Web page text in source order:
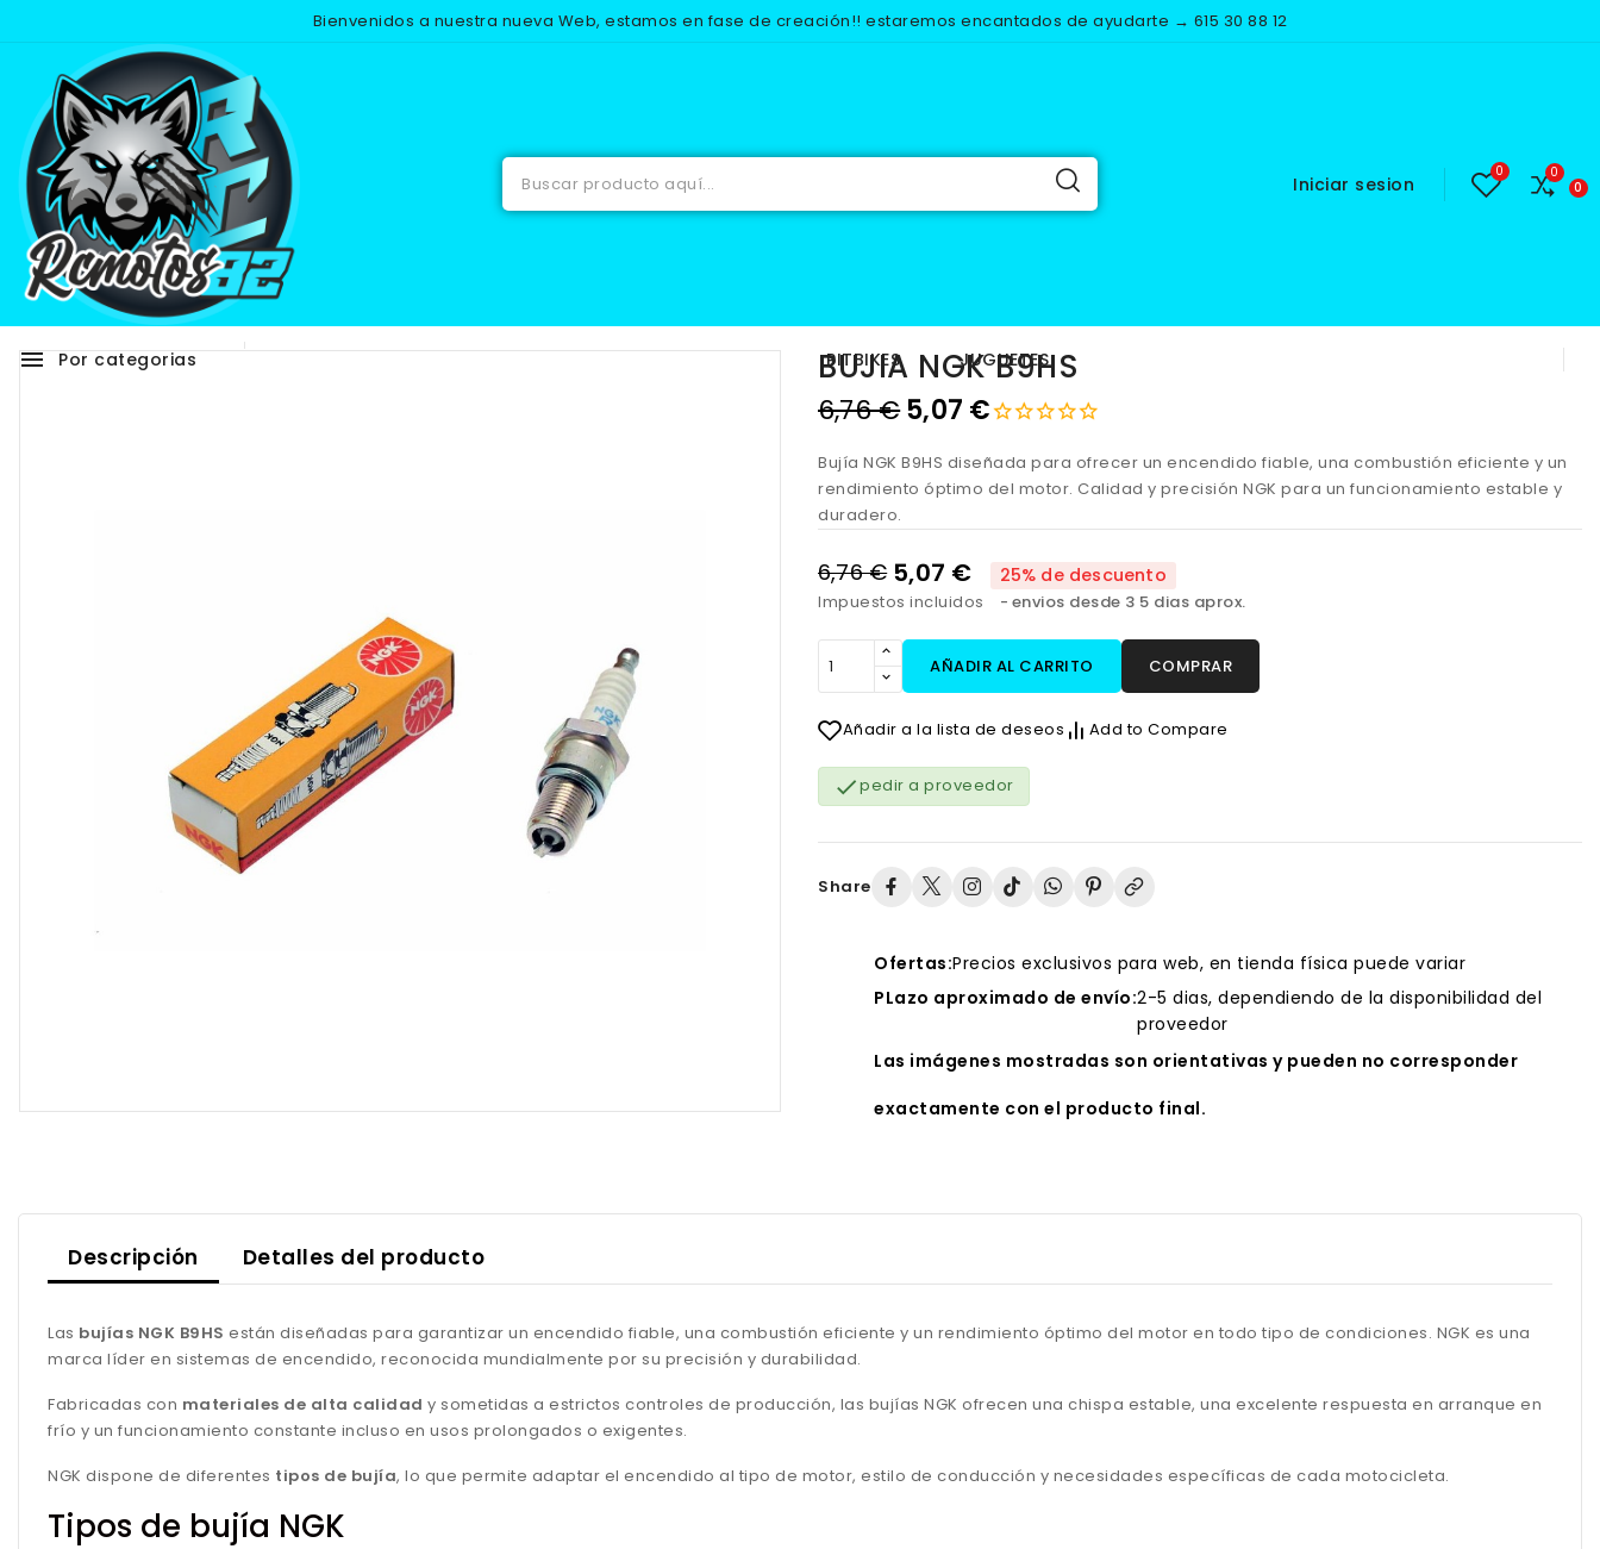
Bienvenidos a nuestra nueva Web, estamos en fase de creación!! estaremos encantados de ayudarte → 615 30 88 12
Iniciar sesion
menu Por categorias Adhesivos RECAMBIOS EQUIPACION PITBIKES JUGUETES
-25%
BUJIA NGK B9HS
6,76 €5,07 €
Bujía NGK B9HS diseñada para ofrecer un encendido fiable, una combustión eficiente y un
rendimiento óptimo del motor. Calidad y precisión NGK para un funcionamiento estable y
duradero.
6,76 € 5,07 € 25% de descuento
Impuestos incluidos envios desde 3 5 dias aprox.
AÑADIR AL CARRITO COMPRAR
Añadir a la lista de deseos Add to Compare
pedir a proveedor
Share
Ofertas:Precios exclusivos para web, en tienda física puede variar
PLazo aproximado de envío:2-5 dias, dependiendo de la disponibilidad del
proveedor
Las imágenes mostradas son orientativas y pueden no corresponder
exactamente con el producto final.
Descripción Detalles del producto
Las bujías NGK B9HS están diseñadas para garantizar un encendido fiable, una combustión eficiente y un rendimiento óptimo del motor en todo tipo de condiciones. NGK es una
marca líder en sistemas de encendido, reconocida mundialmente por su precisión y durabilidad.
Fabricadas con materiales de alta calidad y sometidas a estrictos controles de producción, las bujías NGK ofrecen una chispa estable, una excelente respuesta en arranque en
frío y un funcionamiento constante incluso en usos prolongados o exigentes.
NGK dispone de diferentes tipos de bujía, lo que permite adaptar el encendido al tipo de motor, estilo de conducción y necesidades específicas de cada motocicleta.
Tipos de bujía NGK